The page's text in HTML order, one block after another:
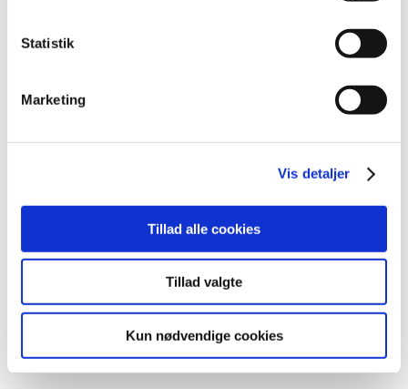
Statistik
Marketing
Vis detaljer
Tillad alle cookies
Tillad valgte
Kun nødvendige cookies
2016 (48)
2013 (45)
2007 (3)
2005 (2)